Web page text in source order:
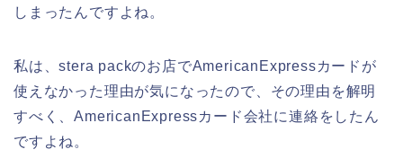
しまったんですよね。
私は、stera packのお店でAmericanExpressカードが
使えなかった理由が気になったので、その理由を解明
すべく、AmericanExpressカード会社に連絡をしたん
ですよね。